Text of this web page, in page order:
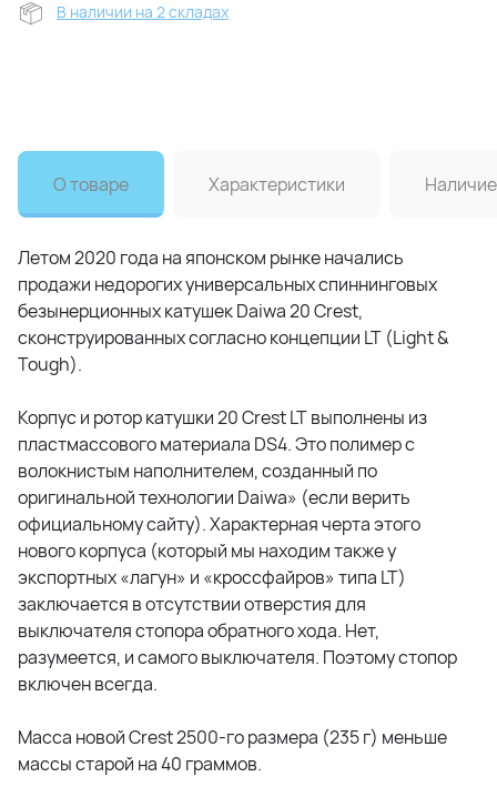
В наличии на 2 складах
О товаре Характеристики Наличие
Летом 2020 года на японском рынке начались
продажи недорогих универсальных спиннинговых
безынерционных катушек Daiwa 20 Crest,
сконструированных согласно концепции LT (Light &
Tough).
Корпус и ротор катушки 20 Crest LT выполнены из
пластмассового материала DS4. Это полимер с
волокнистым наполнителем, созданный по
оригинальной технологии Daiwa» (если верить
официальному сайту). Характерная черта этого
нового корпуса (который мы находим также у
экспортных «лагун» и «кроссфайров» типа LT)
заключается в отсутствии отверстия для
выключателя стопора обратного хода. Нет,
разумеется, и самого выключателя. Поэтому стопор
включен всегда.
Масса новой Crest 2500-го размера (235 г) меньше
массы старой на 40 граммов.